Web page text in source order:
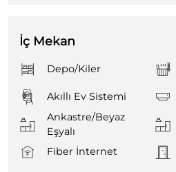
İç Mekan
Depo/Kiler
Akıllı Ev Sistemi
Ankastre/Beyaz
Eşyalı
Fiber İnternet